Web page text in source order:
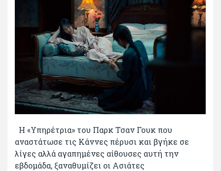
Η «Υπηρέτρια» του Παρκ Τσαν Γουκ που
αναστάτωσε τις Κάννες πέρυσι και βγήκε σε
λίγες αλλά αγαπημένες αίθουσες αυτή την
εβδομάδα, ξαναθυμίζει οι Ασιάτες